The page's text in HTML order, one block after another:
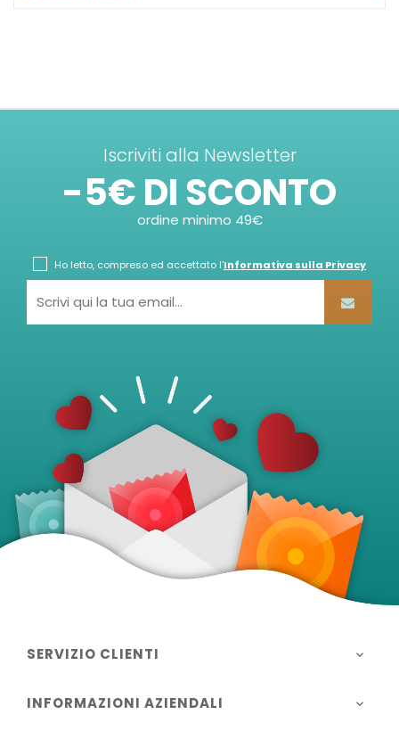
Iscriviti alla Newsletter
-5€ DI SCONTO
ordine minimo 49€
Ho letto, compreso ed accettato l'Informativa sulla Privacy
SERVIZIO CLIENTI 
INFORMAZIONI AZIENDALI 